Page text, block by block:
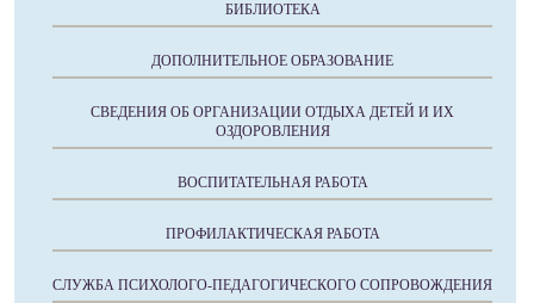
БИБЛИОТЕКА
ДОПОЛНИТЕЛЬНОЕ ОБРАЗОВАНИЕ
СВЕДЕНИЯ ОБ ОРГАНИЗАЦИИ ОТДЫХА ДЕТЕЙ И ИХ
ОЗДОРОВЛЕНИЯ
ВОСПИТАТЕЛЬНАЯ РАБОТА
ПРОФИЛАКТИЧЕСКАЯ РАБОТА
СЛУЖБА ПСИХОЛОГО-ПЕДАГОГИЧЕСКОГО СОПРОВОЖДЕНИЯ